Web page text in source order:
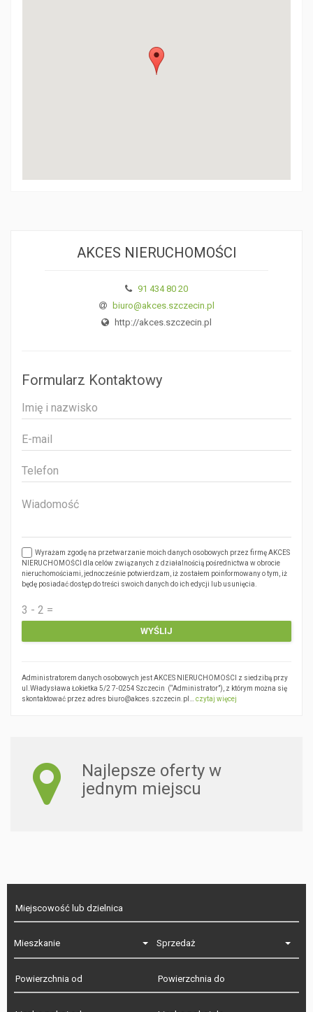
AKCES NIERUCHOMOŚCI
91 434 80 20
biuro@akces.szczecin.pl
http://akces.szczecin.pl
Formularz Kontaktowy
Wyrażam zgodę na przetwarzanie moich danych osobowych przez firmę AKCES
NIERUCHOMOŚCI dla celów związanych z działalnością pośrednictwa w obrocie
nieruchomościami, jednocześnie potwierdzam, iż zostałem poinformowany o tym, iż
będę posiadać dostęp do treści swoich danych do ich edycji lub usunięcia.
Administratorem danych osobowych jest AKCES NIERUCHOMOŚCI z siedzibą przy
ul.Władysława Łokietka 5/2 7-0254 Szczecin (“Administrator”), z którym można się
skontaktować przez adres biuro@akces.szczecin.pl… czytaj więcej
Najlepsze oferty w
jednym miejscu
Mieszkanie Sprzedaż